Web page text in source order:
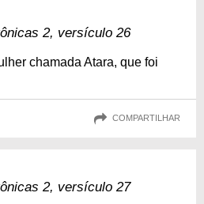
2, versículo 26
chamada Atara, que foi
COMPARTILHAR
2, versículo 27